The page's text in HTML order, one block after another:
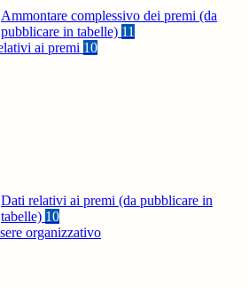
Ammontare complessivo dei premi (da
pubblicare in tabelle) 11
ai premi 10
Dati relativi ai premi (da pubblicare in
tabelle) 10
organizzativo